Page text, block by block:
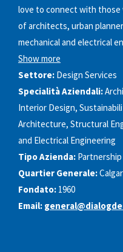
love to connect with those
of architects, urban
mechanical and electrical
Show more
Settore: Design Services
Specialità Aziendali:
Interior Design,
Architecture, Structural
and Electrical Engineering
Tipo Azienda: Partnership
Quartier Generale:
Fondato: 1960
Email: